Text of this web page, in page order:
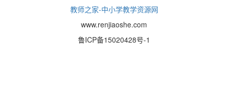
教师之家-中小学教学资源网
www.renjiaoshe.com
鲁ICP备15020428号-1